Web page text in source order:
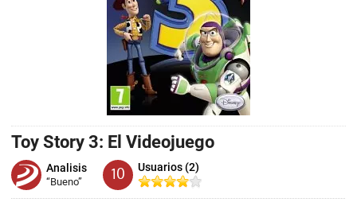
Toy Story 3: El Videojuego
Analisis
“Bueno” 10 Usuarios (2)